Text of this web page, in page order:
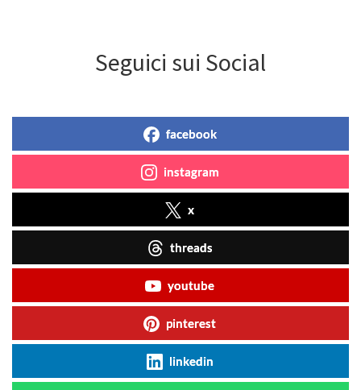
Seguici sui Social
facebook
instagram
x
threads
youtube
pinterest
linkedin